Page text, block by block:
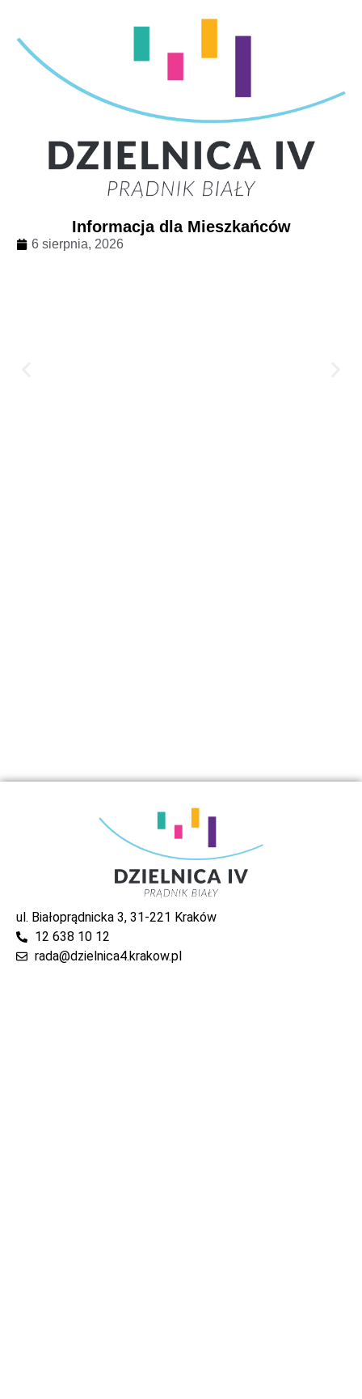
Informacja dla Mieszkańców
6 sierpnia, 2026
ul. Białoprądnicka 3, 31-221 Kraków
12 638 10 12
rada@dzielnica4.krakow.pl